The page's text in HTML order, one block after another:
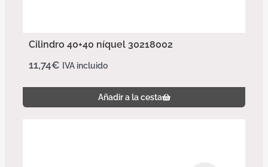
Cilindro 40+40 níquel 30218002
11,74€ IVA incluido
Añadir a la cesta